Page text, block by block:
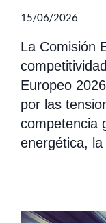
15/06/2026
La Comisión
Europeo
por las
competencia
energética,